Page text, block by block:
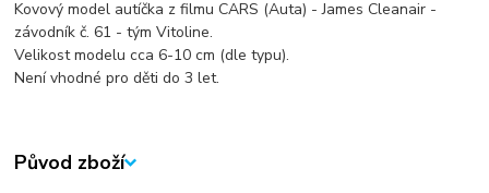
Kovový model autíčka z filmu CARS (Auta) - James Cleanair -
závodník č. 61 - tým Vitoline.
Velikost modelu cca 6-10 cm (dle typu).
Není vhodné pro děti do 3 let.
Původ zboží